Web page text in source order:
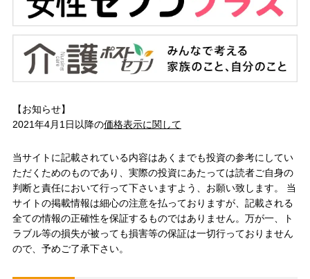
【お知らせ】
2021年4月1日以降の価格表示に関して
当サイトに記載されている内容はあくまでも投資の参考にしてい
ただくためのものであり、実際の投資にあたっては読者ご自身の
判断と責任において行って下さいますよう、お願い致します。 当
サイトの掲載情報は細心の注意を払っておりますが、記載される
全ての情報の正確性を保証するものではありません。万が一、ト
ラブル等の損失が被っても損害等の保証は一切行っておりません
ので、予めご了承下さい。